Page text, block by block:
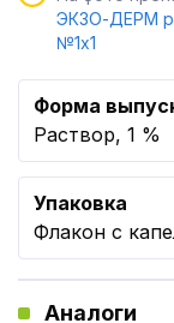
ЭКЗО-ДЕРМ
№1x1
Форма
Раствор, 1 %
Упаковка
Флакон с
Аналоги